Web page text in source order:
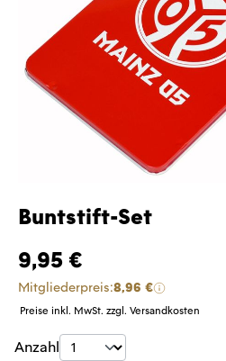
Buntstift-Set
9,95 €
Mitgliederpreis:8,96 €
Preise inkl. MwSt. zzgl. Versandkosten
Produkt Anzahl: Gib
Anzahl